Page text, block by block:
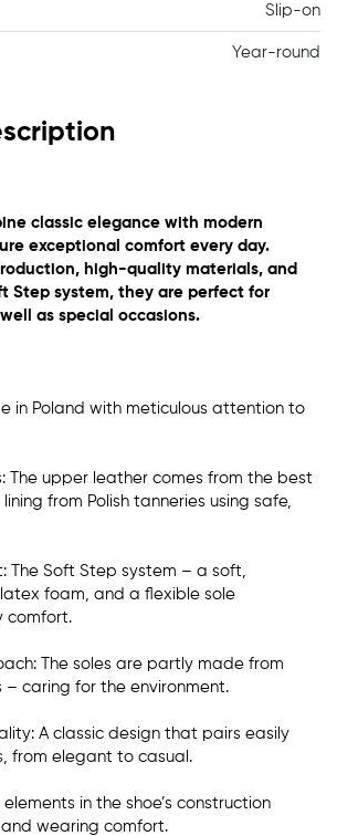
Slip-on
Year-round
classic elegance with modern
exceptional comfort every day.
high-quality materials, and
Step system, they are perfect for
as special occasions.
in Poland with meticulous attention to
The upper leather comes from the best
from Polish tanneries using safe,
The Soft Step system – a soft,
foam, and a flexible sole
comfort.
The soles are partly made from
caring for the environment.
A classic design that pairs easily
from elegant to casual.
in the shoe’s construction
wearing comfort.